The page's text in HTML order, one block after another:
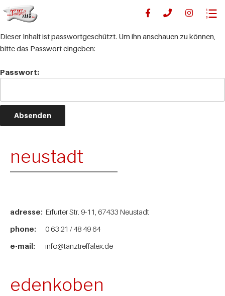
Dieser Inhalt ist passwortgeschützt. Um ihn anschauen zu können,
bitte das Passwort eingeben:
Passwort:
neustadt
adresse: Erfurter Str. 9-11, 67433 Neustadt
phone:
0 63 21 / 48 49 64
e-mail:
info@tanztreffalex.de
edenkoben